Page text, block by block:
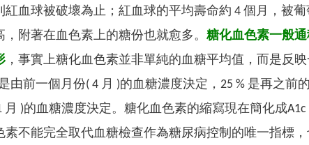
紅血球被破壞為止；紅血球的平均壽命約 4 個月，被
，附著在血色素上的糖份也就愈多。 糖化血色素一般
，事實上糖化血色素並非單純的血糖平均值，而是反
由前一個月份( 4 月 )的血糖濃度決定，25 % 是再之前
月 )的血糖濃度決定。糖化血色素的縮寫現在簡化成
素不能完全取代血糖檢查作為糖尿病控制的唯一指標